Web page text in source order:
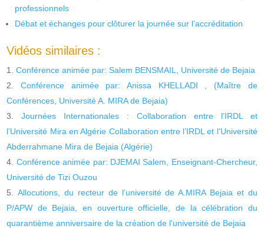
professionnels
Débat et échanges pour clôturer la journée sur l’accréditation
Vidéos similaires :
Conférence animée par: Salem BENSMAIL, Université de Bejaia
Conférence animée par: Anissa KHELLADI , (Maître de
Conférences, Université A. MIRA de Bejaia)
Journées Internationales : Collaboration entre l’IRDL et
l’Université Mira en Algérie Collaboration entre l’IRDL et l’Université
Abderrahmane Mira de Bejaia (Algérie)
Conférence animée par: DJEMAI Salem, Enseignant-Chercheur,
Université de Tizi Ouzou
Allocutions, du recteur de l’université de A.MIRA Bejaia et du
P/APW de Bejaia, en ouverture officielle, de la célébration du
quarantième anniversaire de la création de l’université de Bejaia